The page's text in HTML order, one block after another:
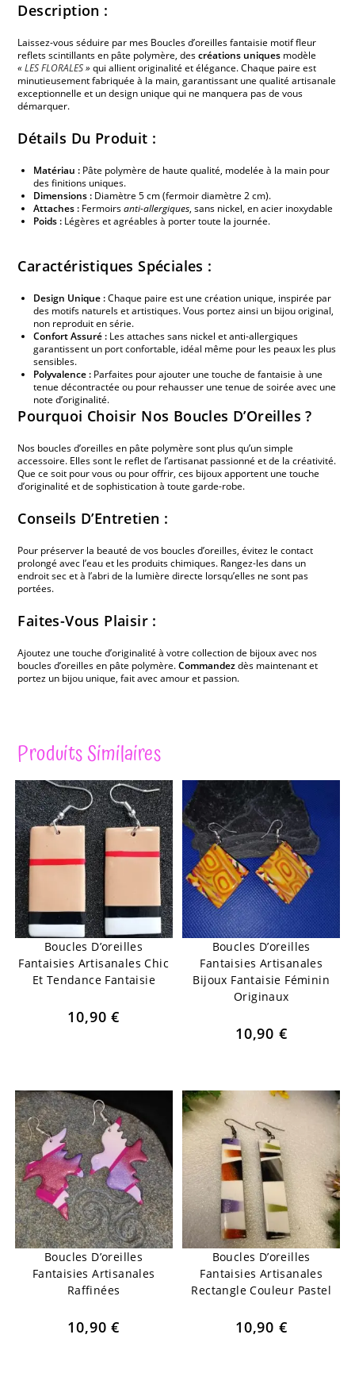
Description :
Laissez-vous séduire par mes Boucles d’oreilles fantaisie motif fleur
reflets scintillants en pâte polymère, descréations uniques modèle
«LES FLORALES»qui allient originalité et élégance. Chaque paire est
minutieusement fabriquée à la main, garantissant une qualité artisanale
exceptionnelle et un design unique qui ne manquera pas de vous
démarquer.
Détails Du Produit :
Matériau : Pâte polymère de haute qualité, modelée à la main pour
des finitions uniques.
Dimensions : Diamètre 5 cm (fermoir diamètre 2 cm).
Attaches : Fermoirsanti-allergiques, sans nickel, en acier inoxydable
Poids : Légères et agréables à porter toute la journée.
Caractéristiques Spéciales :
Design Unique :Chaque paire est une création unique, inspirée par
des motifs naturels et artistiques. Vous portez ainsi un bijou original,
non reproduit en série.
Confort Assuré : Les attaches sans nickel et anti-allergiques
garantissent un port confortable, idéal même pour les peaux les plus
sensibles.
Polyvalence : Parfaites pour ajouter une touche de fantaisie à une
tenue décontractée ou pour rehausser une tenue de soirée avec une
note d’originalité.
Pourquoi Choisir Nos Boucles D’Oreilles ?
Nos boucles d’oreilles en pâte polymère sont plus qu’un simple
accessoire. Elles sont le reflet de l’artisanat passionné et de la créativité.
Que ce soit pour vous ou pour offrir, ces bijoux apportent une touche
d’originalité et de sophistication à toute garde-robe.
Conseils D’Entretien :
Pour préserver la beauté de vos boucles d’oreilles, évitez le contact
prolongé avec l’eau et les produits chimiques. Rangez-les dans un
endroit sec et à l’abri de la lumière directe lorsqu’elles ne sont pas
portées.
Faites-Vous Plaisir :
Ajoutez une touche d’originalité à votre collection de bijoux avec nos
boucles d’oreilles en pâte polymère.Commandezdès maintenant et
portez un bijou unique, fait avec amour et passion.
Produits Similaires
Boucles D’oreilles
Fantaisies Artisanales Chic
Et Tendance Fantaisie
10,90€
Boucles D’oreilles
Fantaisies Artisanales
Bijoux Fantaisie Féminin
Originaux
10,90 €
Boucles D’oreilles
Fantaisies Artisanales
Raffinées
10,90€
Boucles D’oreilles
Fantaisies Artisanales
Rectangle Couleur Pastel
10,90 €